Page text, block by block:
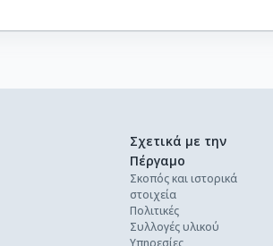
Σχετικά με την
Πέργαμο
Σκοπός και ιστορικά
στοιχεία
Πολιτικές
Συλλογές υλικού
Υπηρεσίες